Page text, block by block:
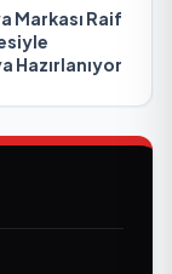
Markası Raif
Hazırlanıyor